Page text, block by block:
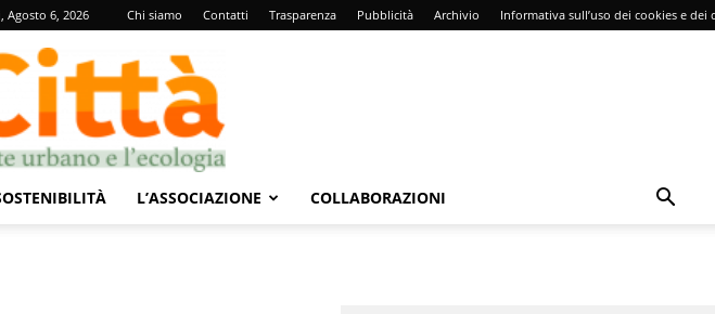
Agosto 6, 2026 Chi siamo Contatti Trasparenza Pubblicità Archivio Informativa sull’uso dei cookies e dei
L’ASSOCIAZIONE COLLABORAZIONI